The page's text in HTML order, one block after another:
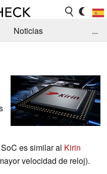
Noticias
Busca
...
es similar al Kirin
velocidad de reloj).